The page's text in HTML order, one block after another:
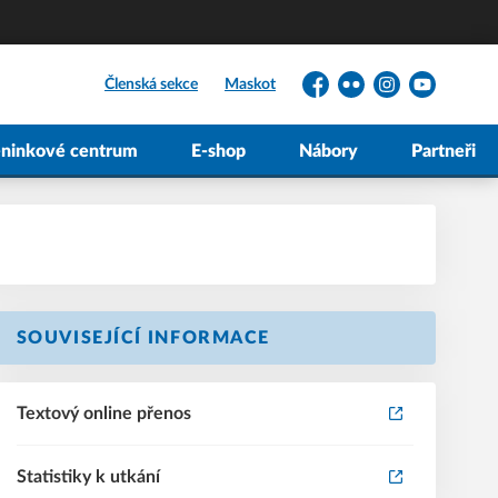
Členská sekce Maskot
Facebook
FlickrInstagramYouTube
centrum E-shop Nábory Partneři
SOUVISEJÍCÍ INFORMACE
Textový online přenos
Statistiky k utkání